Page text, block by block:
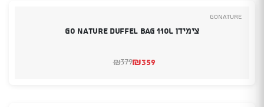
GoNature
צימידן Go Nature Duffel Bag 110L
₪379
המחיר₪359
המחיר